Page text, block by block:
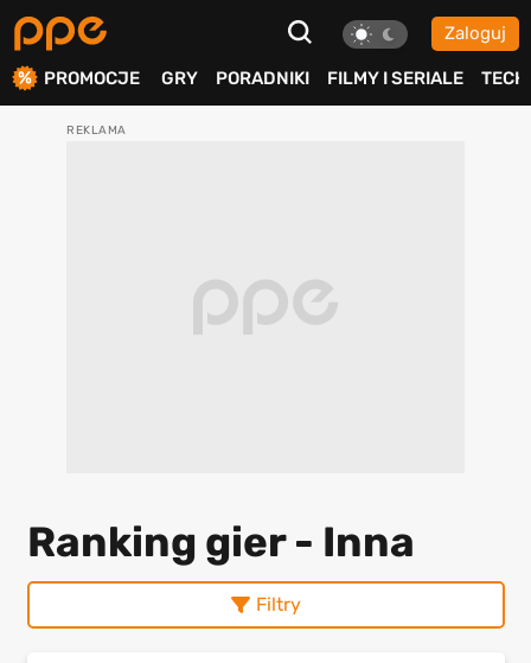
Zaloguj
PROMOCJE GRY PORADNIKI FILMY I SERIALE TECH
Ranking gier - Inna
Filtry